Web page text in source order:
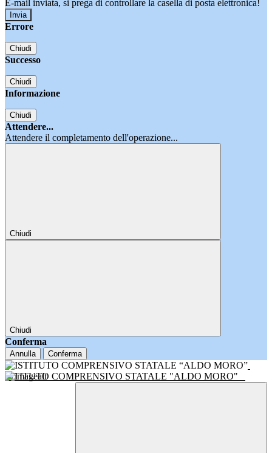
E-mail inviata, si prega di controllare la casella di posta elettronica!
Errore
Chiudi
Successo
Chiudi
Informazione
Chiudi
Attendere...
Attendere il completamento dell'operazione...
Chiudi
Chiudi
Conferma
Annulla Conferma
ISTITUTO COMPRENSIVO STATALE "ALDO MORO"